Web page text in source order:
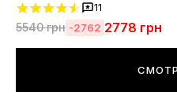
11
5540грн -2762 2778 грн